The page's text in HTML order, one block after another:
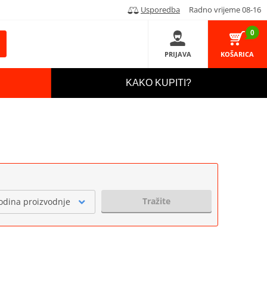
Usporedba Radno vrijeme 08-16
PRIJAVA
0
KOŠARICA
KAKO KUPITI?
proizvodnje Tražite